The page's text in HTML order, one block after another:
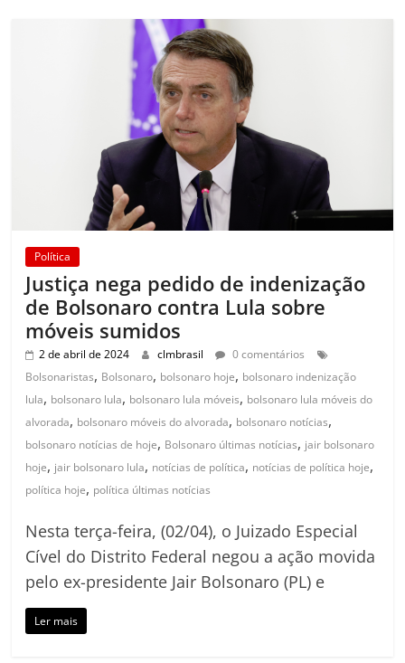
Política
Justiça nega pedido de indenização
de Bolsonaro contra Lula sobre
móveis sumidos
2 de abril de 2024 clmbrasil
0 comentários
Bolsonaristas, Bolsonaro, bolsonaro hoje, bolsonaro indenização
lula, bolsonaro lula, bolsonaro lula móveis, bolsonaro lula móveis do
alvorada, bolsonaro móveis do alvorada, bolsonaro notícias,
bolsonaro notícias de hoje, Bolsonaro últimas notícias, jair bolsonaro
hoje, jair bolsonaro lula, notícias de política, notícias de política hoje,
política hoje, política últimas notícias
Nesta terça-feira, (02/04), o Juizado Especial
Cível do Distrito Federal negou a ação movida
pelo ex-presidente Jair Bolsonaro (PL) e
Ler mais